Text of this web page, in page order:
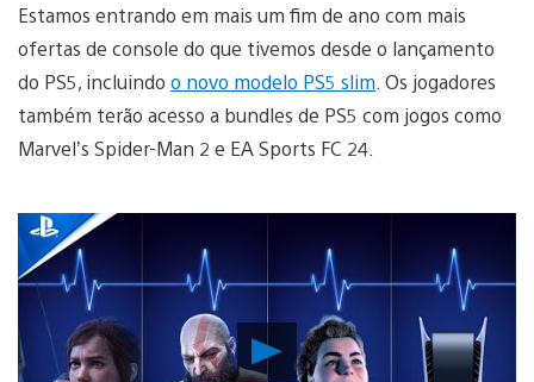
Estamos entrando em mais um fim de ano com mais
ofertas de console do que tivemos desde o lançamento
do PS5, incluindo o novo modelo PS5 slim . Os jogadores
também terão acesso a bundles de PS5 com jogos como
Marvel’s Spider-Man 2 e EA Sports FC 24.
Reproduzir
Vídeo